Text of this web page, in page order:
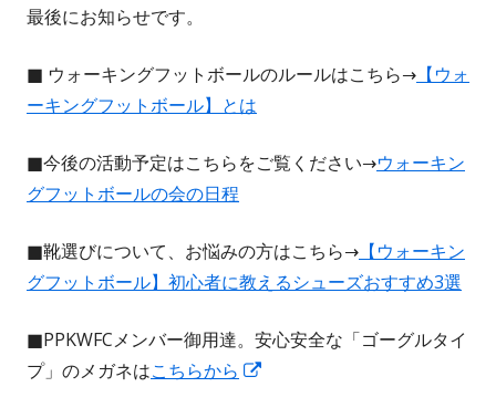
最後にお知らせです。
■ ウォーキングフットボールのルールはこちら→ 【ウォ
ーキングフットボール】とは
■今後の活動予定はこちらをご覧ください→ウォーキン
グフットボールの会の日程
■靴選びについて、お悩みの方はこちら→ 【ウォーキン
グフットボール】初心者に教えるシューズおすすめ3選
■PPKWFCメンバー御用達。安心安全な「ゴーグルタイ
プ」のメガネはこちらから